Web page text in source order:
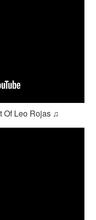
Leo Rojas ♫